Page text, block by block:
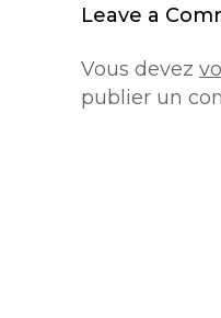
Leave a
Vous devez
publier un